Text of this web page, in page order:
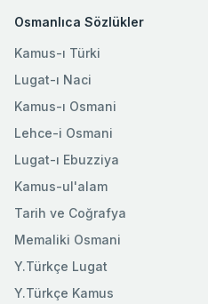
Osmanlıca Sözlükler
Kamus-ı Türki
Lugat-ı Naci
Kamus-ı Osmani
Lehce-i Osmani
Lugat-ı Ebuzziya
Kamus-ul'alam
Tarih ve Coğrafya
Memaliki Osmani
Y.Türkçe Lugat
Y.Türkçe Kamus